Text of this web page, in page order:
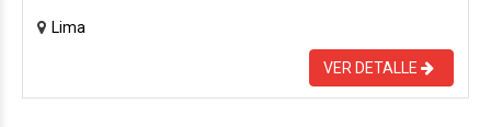
Lima
VER DETALLE